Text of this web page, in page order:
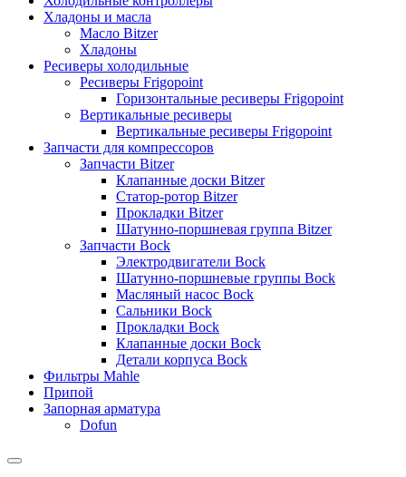
Хладоны и масла
Масло Bitzer
Хладоны
Ресиверы холодильные
Ресиверы Frigopoint
Горизонтальные ресиверы Frigopoint
Вертикальные ресиверы
Вертикальные ресиверы Frigopoint
Запчасти для компрессоров
Запчасти Bitzer
Клапанные доски Bitzer
Статор-ротор Bitzer
Прокладки Bitzer
Шатунно-поршневая группа Bitzer
Запчасти Bock
Электродвигатели Bock
Шатунно-поршневые группы Bock
Масляный насос Bock
Сальники Bock
Прокладки Bock
Клапанные доски Bock
Детали корпуса Bock
Фильтры Mahle
Припой
Запорная арматура
Dofun